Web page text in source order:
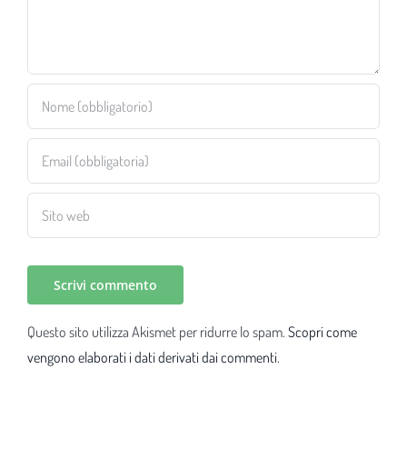
Questo sito utilizza Akismet per ridurre lo spam. Scopri come
vengono elaborati i dati derivati dai commenti.